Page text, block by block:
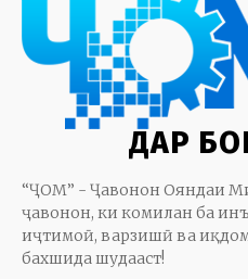
ДАР
“ҶОМ” - Ҷавонон Ояндаи
ҷавонон, ки комилан ба
иҷтимоӣ, варзишӣ ва
бахшида шудааст!